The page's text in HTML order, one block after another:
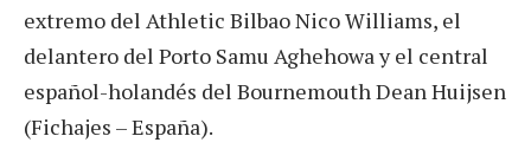
extremo del Athletic Bilbao Nico Williams, el
delantero del Porto Samu Aghehowa y el central
español-holandés del Bournemouth Dean Huijsen
(Fichajes – España).